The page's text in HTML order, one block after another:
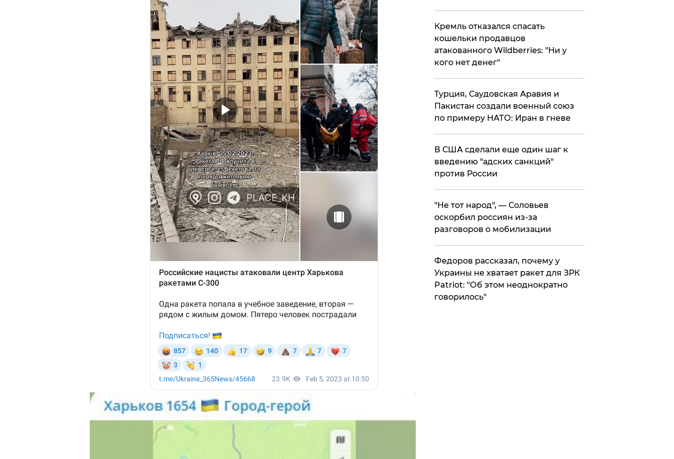
Кремль отказался спасать
кошельки продавцов
атакованного Wildberries: "Ни у
кого нет денег"
Турция, Саудовская Аравия и
Пакистан создали военный союз
по примеру НАТО: Иран в гневе
В США сделали еще один шаг к
введению "адских санкций"
против России
​"Не тот народ", — Соловьев
оскорбил россиян из-за
разговоров о мобилизации
Федоров рассказал, почему у
Украины не хватает ракет для ЗРК
Patriot: "Об этом неоднократно
говорилось"